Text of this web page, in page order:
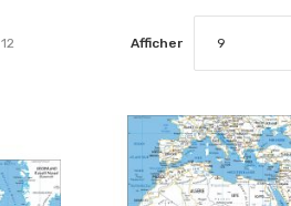
12 Afficher 9